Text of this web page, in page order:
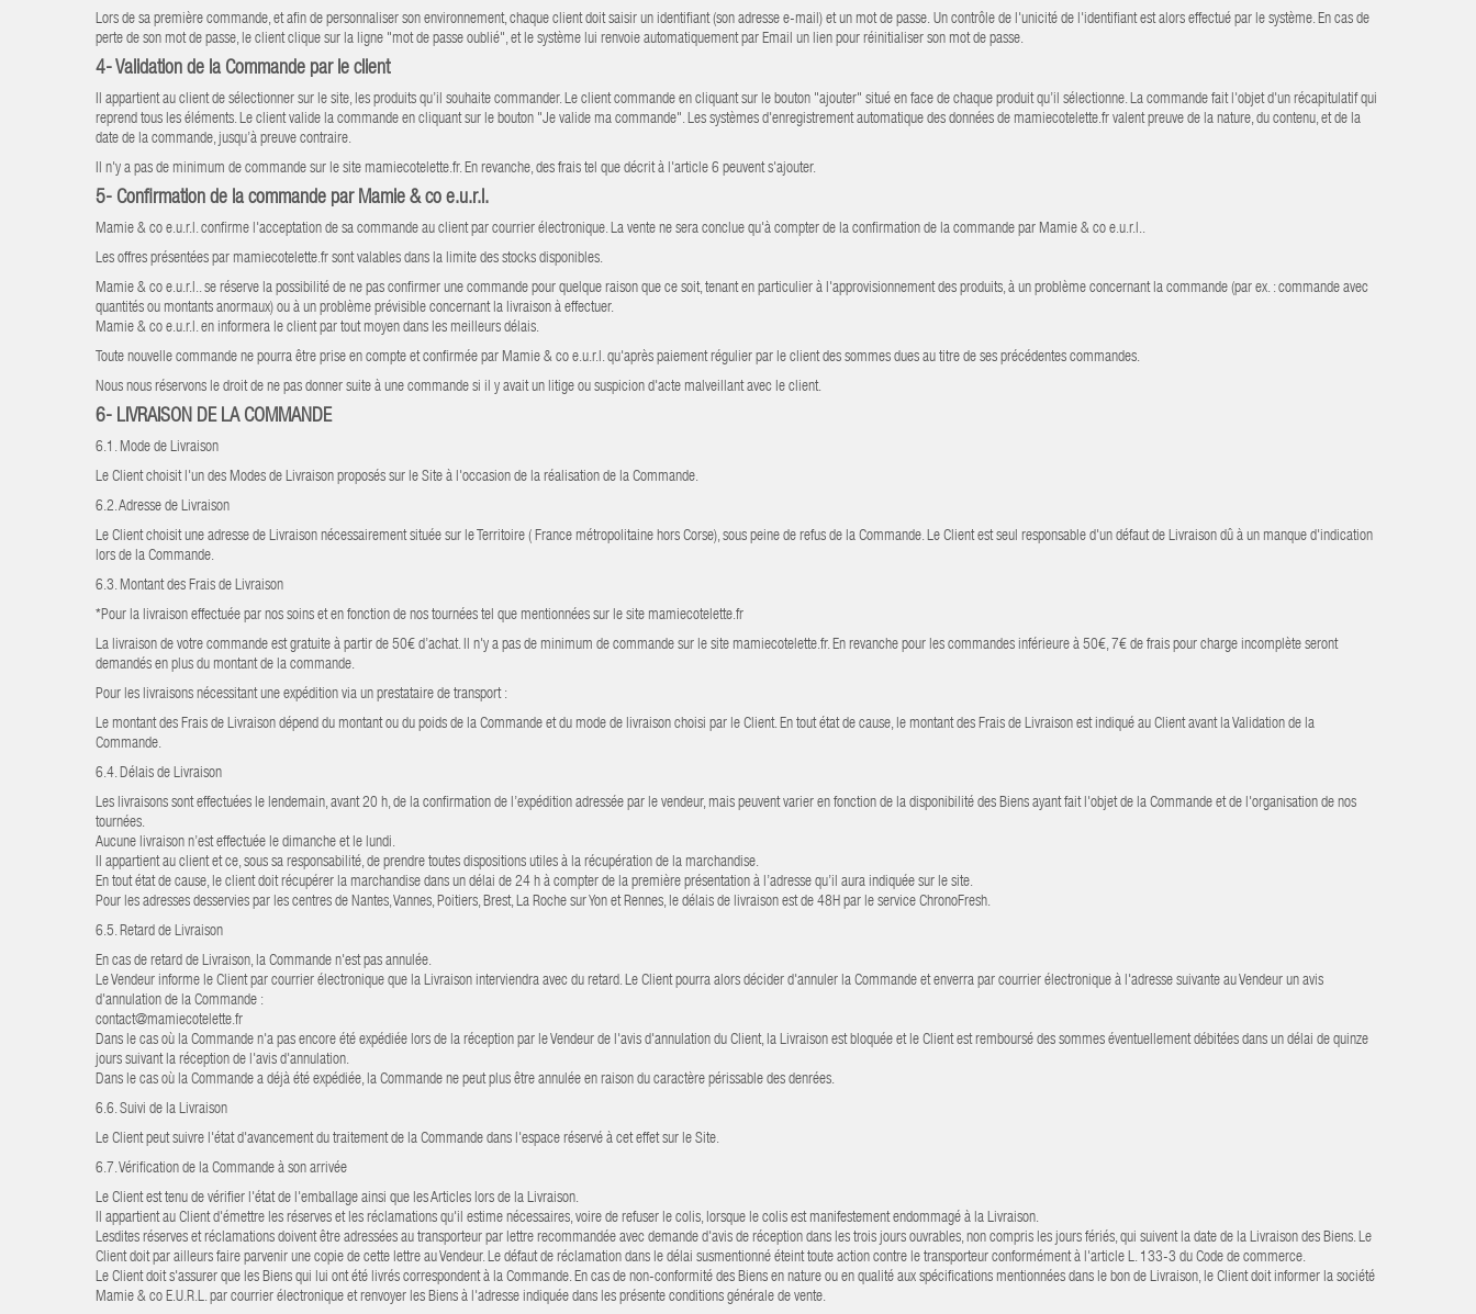
Lors de sa première commande, et afin de personnaliser son environnement, chaque client doit saisir un identifiant (son adresse e-mail) et un mot de passe. Un contrôle de l'unicité de l'identifiant est alors effectué par le système. En cas de
perte de son mot de passe, le client clique sur la ligne "mot de passe oublié", et le système lui renvoie automatiquement par Email un lien pour réinitialiser son mot de passe.
4- Validation de la Commande par le client
Il appartient au client de sélectionner sur le site, les produits qu’il souhaite commander. Le client commande en cliquant sur le bouton "ajouter" situé en face de chaque produit qu’il sélectionne. La commande fait l'objet d'un récapitulatif qui
reprend tous les éléments. Le client valide la commande en cliquant sur le bouton "Je valide ma commande". Les systèmes d'enregistrement automatique des données de mamiecotelette.fr valent preuve de la nature, du contenu, et de la
date de la commande, jusqu’à preuve contraire.
Il n'y a pas de minimum de commande sur le site mamiecotelette.fr. En revanche, des frais tel que décrit à l'article 6 peuvent s'ajouter.
5- Confirmation de la commande par Mamie & co e.u.r.l.
Mamie & co e.u.r.l. confirme l'acceptation de sa commande au client par courrier électronique. La vente ne sera conclue qu'à compter de la confirmation de la commande par Mamie & co e.u.r.l..
Les offres présentées par mamiecotelette.fr sont valables dans la limite des stocks disponibles.
Mamie & co e.u.r.l.. se réserve la possibilité de ne pas confirmer une commande pour quelque raison que ce soit, tenant en particulier à l'approvisionnement des produits, à un problème concernant la commande (par ex. : commande avec
quantités ou montants anormaux) ou à un problème prévisible concernant la livraison à effectuer.
Mamie & co e.u.r.l. en informera le client par tout moyen dans les meilleurs délais.
Toute nouvelle commande ne pourra être prise en compte et confirmée par Mamie & co e.u.r.l. qu'après paiement régulier par le client des sommes dues au titre de ses précédentes commandes.
Nous nous réservons le droit de ne pas donner suite à une commande si il y avait un litige ou suspicion d'acte malveillant avec le client.
6- LIVRAISON DE LA COMMANDE
6.1. Mode de Livraison
Le Client choisit l'un des Modes de Livraison proposés sur le Site à l'occasion de la réalisation de la Commande.
6.2. Adresse de Livraison
Le Client choisit une adresse de Livraison nécessairement située sur le Territoire ( France métropolitaine hors Corse), sous peine de refus de la Commande. Le Client est seul responsable d'un défaut de Livraison dû à un manque d'indication
lors de la Commande.
6.3. Montant des Frais de Livraison
*Pour la livraison effectuée par nos soins et en fonction de nos tournées tel que mentionnées sur le site mamiecotelette.fr
La livraison de votre commande est gratuite à partir de 50€ d’achat. Il n'y a pas de minimum de commande sur le site mamiecotelette.fr. En revanche pour les commandes inférieure à 50€, 7€ de frais pour charge incomplète seront
demandés en plus du montant de la commande.
Pour les livraisons nécessitant une expédition via un prestataire de transport :
Le montant des Frais de Livraison dépend du montant ou du poids de la Commande et du mode de livraison choisi par le Client. En tout état de cause, le montant des Frais de Livraison est indiqué au Client avant la Validation de la
Commande.
6.4. Délais de Livraison
Les livraisons sont effectuées le lendemain, avant 20 h, de la confirmation de l’expédition adressée par le vendeur, mais peuvent varier en fonction de la disponibilité des Biens ayant fait l'objet de la Commande et de l'organisation de nos
tournées.
Aucune livraison n’est effectuée le dimanche et le lundi.
Il appartient au client et ce, sous sa responsabilité, de prendre toutes dispositions utiles à la récupération de la marchandise.
En tout état de cause, le client doit récupérer la marchandise dans un délai de 24 h à compter de la première présentation à l’adresse qu’il aura indiquée sur le site.
Pour les adresses desservies par les centres de Nantes, Vannes, Poitiers, Brest, La Roche sur Yon et Rennes, le délais de livraison est de 48H par le service ChronoFresh.
6.5. Retard de Livraison
En cas de retard de Livraison, la Commande n'est pas annulée.
Le Vendeur informe le Client par courrier électronique que la Livraison interviendra avec du retard. Le Client pourra alors décider d'annuler la Commande et enverra par courrier électronique à l'adresse suivante au Vendeur un avis
d'annulation de la Commande :
contact@mamiecotelette.fr
Dans le cas où la Commande n'a pas encore été expédiée lors de la réception par le Vendeur de l'avis d'annulation du Client, la Livraison est bloquée et le Client est remboursé des sommes éventuellement débitées dans un délai de quinze
jours suivant la réception de l'avis d'annulation.
Dans le cas où la Commande a déjà été expédiée, la Commande ne peut plus être annulée en raison du caractère périssable des denrées.
6.6. Suivi de la Livraison
Le Client peut suivre l'état d'avancement du traitement de la Commande dans l'espace réservé à cet effet sur le Site.
6.7. Vérification de la Commande à son arrivée
Le Client est tenu de vérifier l'état de l'emballage ainsi que les Articles lors de la Livraison.
Il appartient au Client d'émettre les réserves et les réclamations qu'il estime nécessaires, voire de refuser le colis, lorsque le colis est manifestement endommagé à la Livraison.
Lesdites réserves et réclamations doivent être adressées au transporteur par lettre recommandée avec demande d'avis de réception dans les trois jours ouvrables, non compris les jours fériés, qui suivent la date de la Livraison des Biens. Le
Client doit par ailleurs faire parvenir une copie de cette lettre au Vendeur. Le défaut de réclamation dans le délai susmentionné éteint toute action contre le transporteur conformément à l'article L. 133-3 du Code de commerce.
Le Client doit s'assurer que les Biens qui lui ont été livrés correspondent à la Commande. En cas de non-conformité des Biens en nature ou en qualité aux spécifications mentionnées dans le bon de Livraison, le Client doit informer la société
Mamie & co E.U.R.L. par courrier électronique et renvoyer les Biens à l'adresse indiquée dans les présente conditions générale de vente.